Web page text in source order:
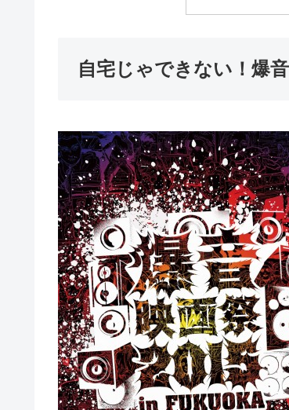
自宅じゃできない！爆